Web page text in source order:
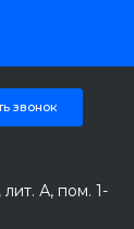
звонок
А, пом. 1-